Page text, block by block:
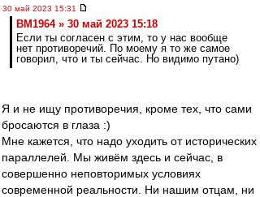
30 май 2023 15:31
BM1964 » 30 май 2023 15:18
Если ты согласен с этим, то у нас вообще
нет противоречий. По моему я то же самое
говорил, что и ты сейчас. Но видимо путано)
Я и не ищу противоречия, кроме тех, что сами
бросаются в глаза :)
Мне кажется, что надо уходить от исторических
параллелей. Мы живём здесь и сейчас, в
совершенно неповторимых условиях
современной реальности. Ни нашим отцам, ни